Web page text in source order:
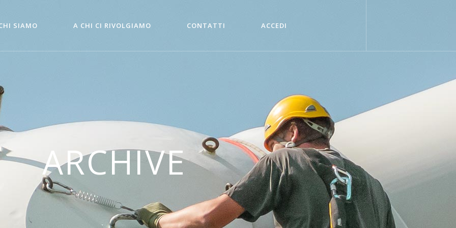
SIAMO A CHI CI RIVOLGIAMO CONTATTI ACCEDI
ARCHIVE